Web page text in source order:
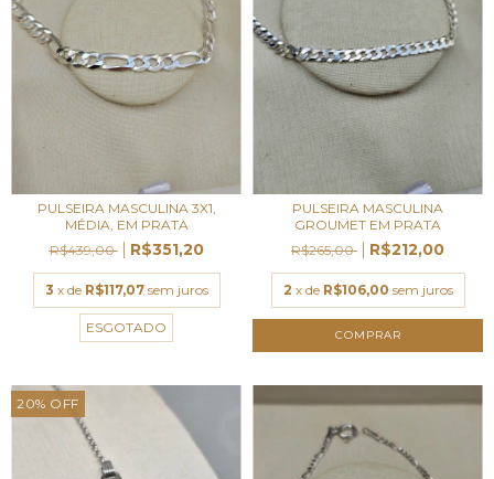
PULSEIRA MASCULINA 3X1,
MÉDIA, EM PRATA
R$439,00
R$351,20
3 x de R$117,07 sem juros
ESGOTADO
PULSEIRA MASCULINA
GROUMET EM PRATA
R$265,00
R$212,00
2 x de R$106,00 sem juros
20% OFF